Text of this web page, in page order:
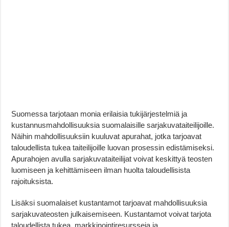
Suomessa tarjotaan monia erilaisia tukijärjestelmiä ja
kustannusmahdollisuuksia suomalaisille sarjakuvataiteilijoille.
Näihin mahdollisuuksiin kuuluvat apurahat, jotka tarjoavat
taloudellista tukea taiteilijoille luovan prosessin edistämiseksi.
Apurahojen avulla sarjakuvataiteilijat voivat keskittyä teosten
luomiseen ja kehittämiseen ilman huolta taloudellisista
rajoituksista.
Lisäksi suomalaiset kustantamot tarjoavat mahdollisuuksia
sarjakuvateosten julkaisemiseen. Kustantamot voivat tarjota